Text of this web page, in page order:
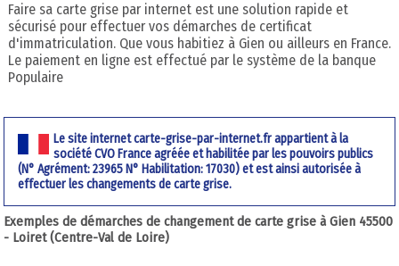
Faire sa carte grise par internet est une solution rapide et
sécurisé pour effectuer vos démarches de certificat
d'immatriculation. Que vous habitiez à Gien ou ailleurs en France.
Le paiement en ligne est effectué par le système de la banque
Populaire
Le site internet carte-grise-par-internet.fr appartient à la
société CVO France agréée et habilitée par les pouvoirs publics
(N° Agrément: 23965 N° Habilitation: 17030) et est ainsi autorisée à
effectuer les changements de carte grise.
Exemples de démarches de changement de carte grise à Gien 45500
- Loiret (Centre-Val de Loire)